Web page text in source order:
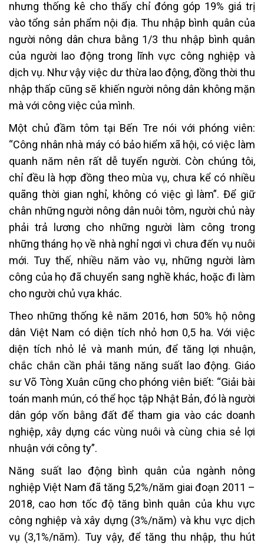
nhưng thống kê cho thấy chỉ đóng góp 19% giá trị
vào tổng sản phẩm nội địa. Thu nhập bình quân của
người nông dân chưa bằng 1/3 thu nhập bình quân
của người lao động trong lĩnh vực công nghiệp và
dịch vụ. Như vậy việc dư thừa lao động, đồng thời thu
nhập thấp cũng sẽ khiến người nông dân không mặn
mà với công việc của mình.
Một chủ đầm tôm tại Bến Tre nói với phóng viên:
“Công nhân nhà máy có bảo hiểm xã hội, có việc làm
quanh năm nên rất dễ tuyển người. Còn chúng tôi,
chỉ đều là hợp đồng theo mùa vụ, chưa kể có nhiều
quãng thời gian nghỉ, không có việc gì làm”. Để giữ
chân những người nông dân nuôi tôm, người chủ này
phải trả lương cho những người làm công trong
những tháng họ về nhà nghỉ ngơi vì chưa đến vụ nuôi
mới. Tuy thế, nhiều năm vào vụ, những người làm
công của họ đã chuyển sang nghề khác, hoặc đi làm
cho người chủ vựa khác.
Theo những thống kê năm 2016, hơn 50% hộ nông
dân Việt Nam có diện tích nhỏ hơn 0,5 ha. Với việc
diện tích nhỏ lẻ và manh mún, để tăng lợi nhuận,
chắc chắn cần phải tăng năng suất lao động. Giáo
sư Võ Tòng Xuân cũng cho phóng viên biết: “Giải bài
toán manh mún, có thể học tập Nhật Bản, đó là người
dân góp vốn bằng đất để tham gia vào các doanh
nghiệp, xây dựng các vùng nuôi và cùng chia sẻ lợi
nhuận với công ty”.
Năng suất lao động bình quân của ngành nông
nghiệp Việt Nam đã tăng 5,2%/năm giai đoạn 2011 –
2018, cao hơn tốc độ tăng bình quân của khu vực
công nghiệp và xây dựng (3%/năm) và khu vực dịch
vụ (3,1%/năm). Tuy vậy, để tăng thu nhập, thu hút